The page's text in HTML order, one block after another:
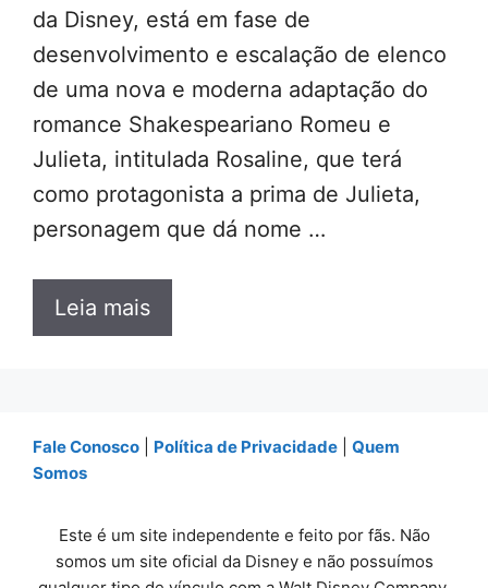
da Disney, está em fase de
desenvolvimento e escalação de elenco
de uma nova e moderna adaptação do
romance Shakespeariano Romeu e
Julieta, intitulada Rosaline, que terá
como protagonista a prima de Julieta,
personagem que dá nome …
Leia mais
Fale Conosco Política de Privacidade
Quem
Somos
Este é um site independente e feito por fãs. Não
somos um site oficial da Disney e não possuímos